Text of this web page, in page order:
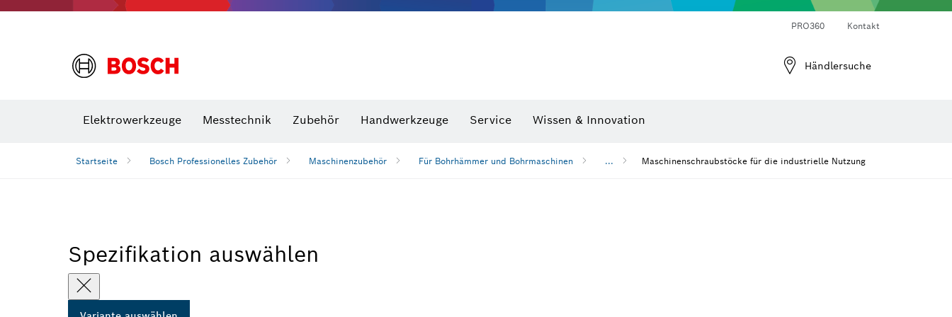
PRO360 Kontakt
Händlersuche
Elektrowerkzeuge Messtechnik Zubehör Handwerkzeuge Service Wissen & Innovation
Startseite Bosch Professionelles Zubehör Maschinenzubehör Für Bohrhämmer und Bohrmaschinen ... Maschinenschraubstöcke für die industrielle Nutzung
Spezifikation auswählen